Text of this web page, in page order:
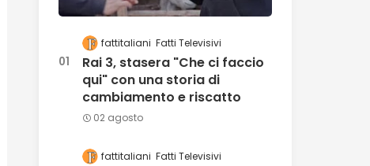
fattitaliani Fatti Televisivi
Rai 3, stasera "Che ci faccio
qui" con una storia di
cambiamento e riscatto
02 agosto
fattitaliani Fatti Televisivi